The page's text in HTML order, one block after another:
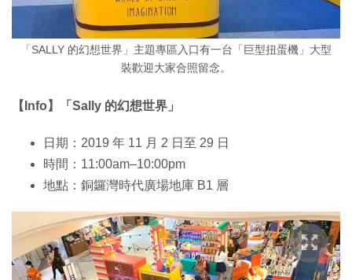
「SALLY 的幻想世界」主題專區入口有一台「巨型扭蛋機」大型
裝歡迎大家合照留念。
【Info】「Sally 的幻想世界」
日期：2019 年 11 月 2 日至 29 日
時間：11:00am–10:00pm
地點：銅鑼灣時代廣場地庫 B1 層